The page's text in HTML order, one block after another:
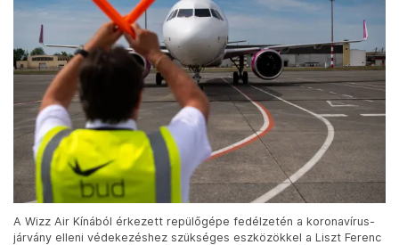
A Wizz Air Kínából érkezett repülőgépe fedélzetén a koronavírus-
járvány elleni védekezéshez szükséges eszközökkel a Liszt Ferenc